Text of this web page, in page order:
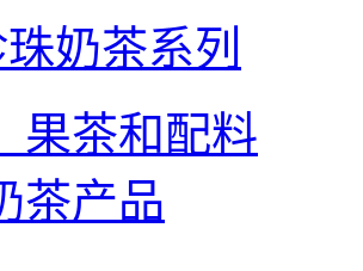
奶茶系列
果茶和配料
茶产品